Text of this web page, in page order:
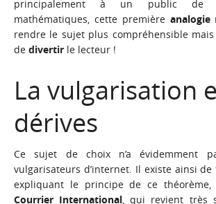
principalement à un public de
mathématiques, cette première analogie
rendre le sujet plus compréhensible
de divertir le lecteur !
La vulgarisation
dérives
Ce sujet de choix n’a évidemment
vulgarisateurs d’internet. Il existe ainsi
expliquant le principe de ce
Courrier International, qui revient très